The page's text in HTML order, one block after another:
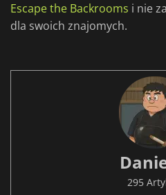
Escape the Backrooms i nie
dla swoich znajomych.
295